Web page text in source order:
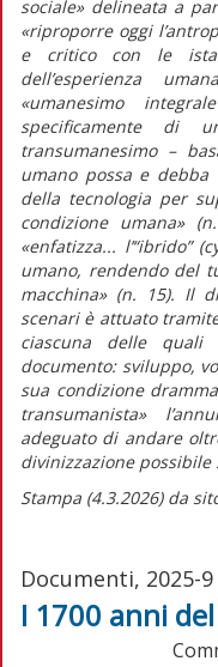
sociale» delineata a
«riproporre oggi
e critico con le
dell’esperienza
«umanesimo
specificamente di
transumanesimo –
umano possa e
della tecnologia per
condizione umana»
«enfatizza... l’“ibrido”
umano, rendendo del
macchina» (n. 15). Il
scenari è attuato
ciascuna delle
documento: sviluppo,
sua condizione
transumanista»
adeguato di andare
divinizzazione possibile
Stampa (4.3.2026) da
Documenti, 2025-9
I 1700 anni